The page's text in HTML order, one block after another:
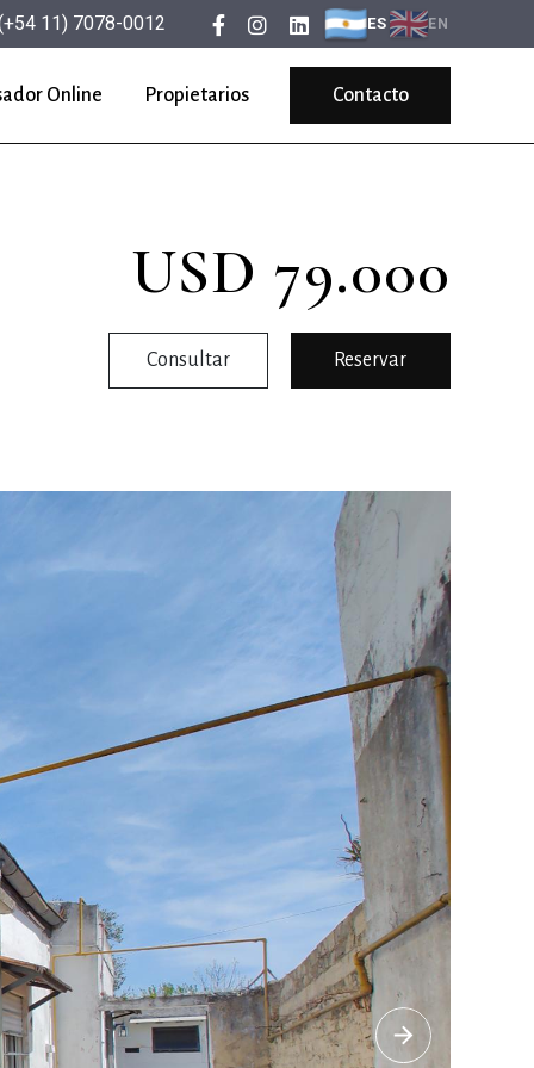
11) 7078-0012 ES EN
Online Propietarios Contacto
USD 79.000
Consultar Reservar